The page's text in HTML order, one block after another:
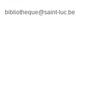
bibliotheque@saint-luc.be